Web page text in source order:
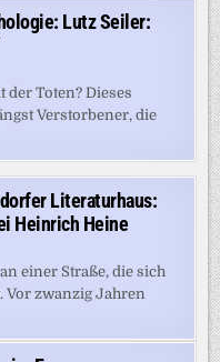
Lutz Seiler:
Toten? Dieses
Verstorbener, die
Literaturhaus:
Heinrich Heine
einer Straße, die sich
Vor zwanzig Jahren